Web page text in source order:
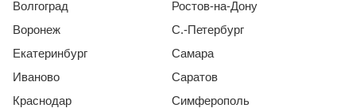
Волгоград
Воронеж
Екатеринбург
Иваново
Краснодар
Ростов-на-Дону
С.-Петербург
Самара
Саратов
Симферополь